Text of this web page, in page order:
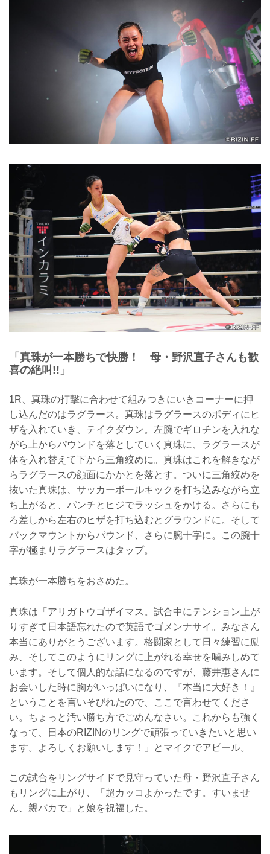
「真珠が一本勝ちで快勝！ 母・野沢直子さんも歓
喜の絶叫!!」
1R、真珠の打撃に合わせて組みつきにいきコーナーに押
し込んだのはラグラース。真珠はラグラースのボディにヒ
ザを入れていき、テイクダウン。左腕でギロチンを入れな
がら上からパウンドを落としていく真珠に、ラグラースが
体を入れ替えて下から三角絞めに。真珠はこれを解きなが
らラグラースの顔面にかかとを落とす。ついに三角絞めを
抜いた真珠は、サッカーボールキックを打ち込みながら立
ち上がると、パンチとヒジでラッシュをかける。さらにも
ろ差しから左右のヒザを打ち込むとグラウンドに。そして
バックマウントからパウンド、さらに腕十字に。この腕十
字が極まりラグラースはタップ。
真珠が一本勝ちをおさめた。
真珠は「アリガトウゴザイマス。試合中にテンション上が
りすぎて日本語忘れたので英語でゴメンナサイ。みなさん
本当にありがとうございます。格闘家として日々練習に励
み、そしてこのようにリングに上がれる幸せを噛みしめて
います。そして個人的な話になるのですが、藤井惠さんに
お会いした時に胸がいっぱいになり、『本当に大好き！』
ということを言いそびれたので、ここで言わせてくださ
い。ちょっと汚い勝ち方でごめんなさい。これからも強く
なって、日本のRIZINのリングで頑張っていきたいと思い
ます。よろしくお願いします！」とマイクでアピール。
この試合をリングサイドで見守っていた母・野沢直子さん
もリングに上がり、「超カッコよかったです。すいませ
ん、親バカで」と娘を祝福した。